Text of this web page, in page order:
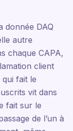
donnée DAQ
autre
chaque CAPA,
client
fait le
vit dans
fait sur le
de l’un à